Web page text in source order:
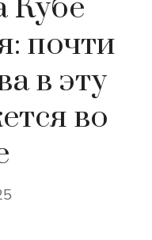
Кубе
почти
в эту
во